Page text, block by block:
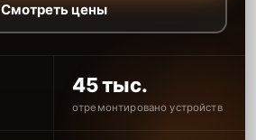
Смотреть цены
45 тыс.
отремонтировано устройств